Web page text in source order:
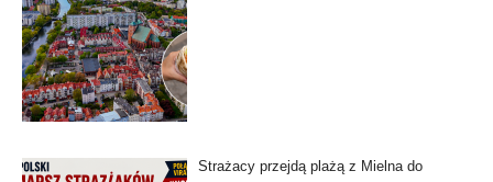
Strażacy przejdą plażą z Mielna do